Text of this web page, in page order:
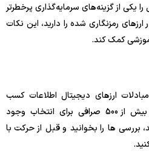
یکی از گزینه‌های سرمایه‌گذاری پرخطرتر
رمزنگاری شده را دارید، این نکات
کمک کند.
ارزهای دیجیتال اطلاعات کسب
کنید. تخمین زده می شود که بیش از 500 صرافی برای انتخاب وجود
بررسی ها را بخوانید و قبل از حرکت با